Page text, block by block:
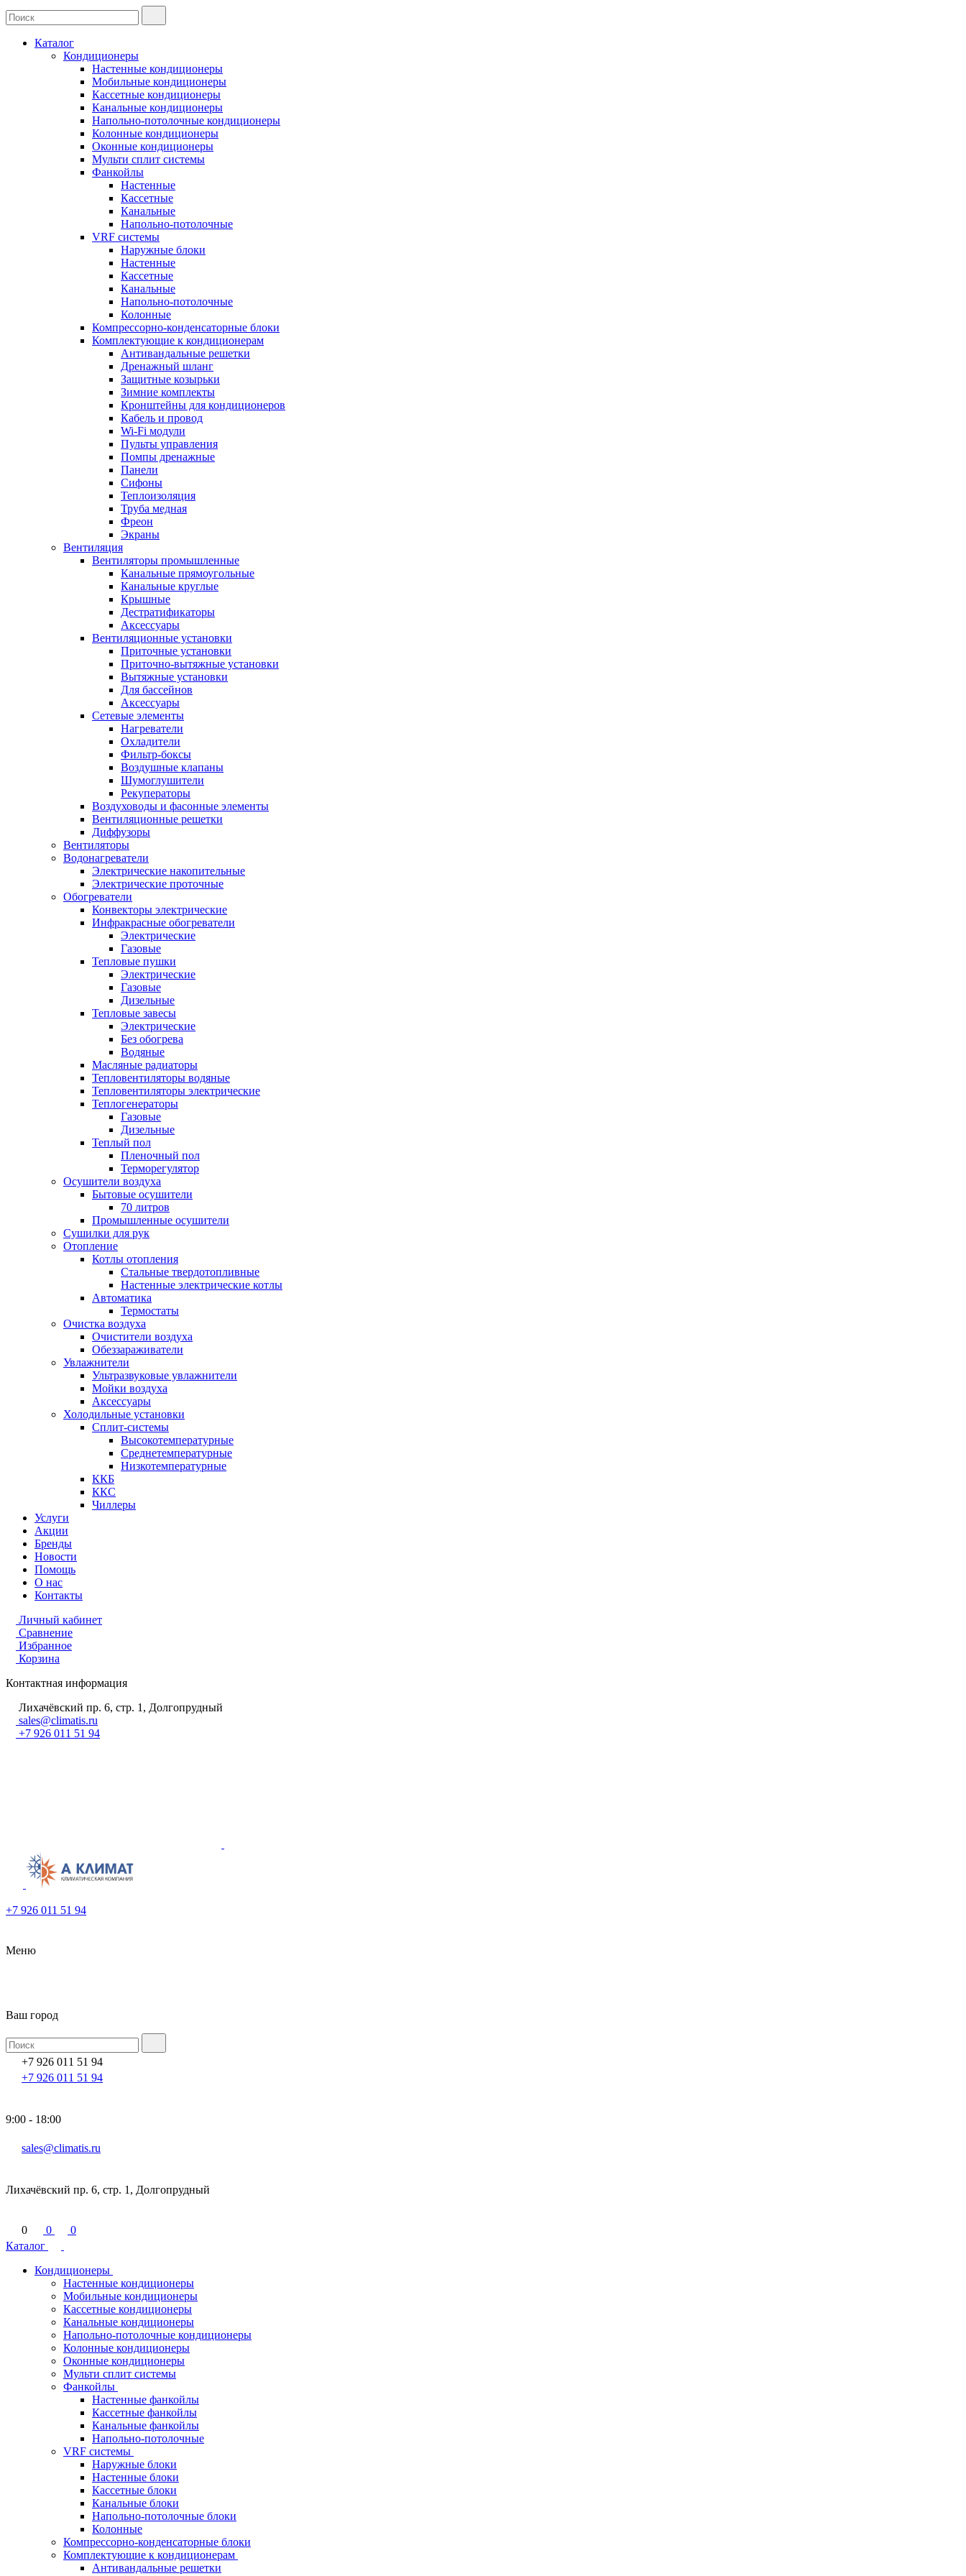
Каталог
Кондиционеры
Настенные кондиционеры
Мобильные кондиционеры
Кассетные кондиционеры
Канальные кондиционеры
Напольно-потолочные кондиционеры
Колонные кондиционеры
Оконные кондиционеры
Мульти сплит системы
Фанкойлы
Настенные
Кассетные
Канальные
Напольно-потолочные
VRF системы
Наружные блоки
Настенные
Кассетные
Канальные
Напольно-потолочные
Колонные
Компрессорно-конденсаторные блоки
Комплектующие к кондиционерам
Антивандальные решетки
Дренажный шланг
Защитные козырьки
Зимние комплекты
Кронштейны для кондиционеров
Кабель и провод
Wi-Fi модули
Пульты управления
Помпы дренажные
Панели
Сифоны
Теплоизоляция
Труба медная
Фреон
Экраны
Вентиляция
Вентиляторы промышленные
Канальные прямоугольные
Канальные круглые
Крышные
Дестратификаторы
Аксессуары
Вентиляционные установки
Приточные установки
Приточно-вытяжные установки
Вытяжные установки
Для бассейнов
Аксессуары
Сетевые элементы
Нагреватели
Охладители
Фильтр-боксы
Воздушные клапаны
Шумоглушители
Рекуператоры
Воздуховоды и фасонные элементы
Вентиляционные решетки
Диффузоры
Вентиляторы
Водонагреватели
Электрические накопительные
Электрические проточные
Обогреватели
Конвекторы электрические
Инфракрасные обогреватели
Электрические
Газовые
Тепловые пушки
Электрические
Газовые
Дизельные
Тепловые завесы
Электрические
Без обогрева
Водяные
Масляные радиаторы
Тепловентиляторы водяные
Тепловентиляторы электрические
Теплогенераторы
Газовые
Дизельные
Теплый пол
Пленочный пол
Терморегулятор
Осушители воздуха
Бытовые осушители
70 литров
Промышленные осушители
Сушилки для рук
Отопление
Котлы отопления
Стальные твердотопливные
Настенные электрические котлы
Автоматика
Термостаты
Очистка воздуха
Очистители воздуха
Обеззараживатели
Увлажнители
Ультразвуковые увлажнители
Мойки воздуха
Аксессуары
Холодильные установки
Сплит-системы
Высокотемпературные
Среднетемпературные
Низкотемпературные
ККБ
ККС
Чиллеры
Услуги
Акции
Бренды
Новости
Помощь
О нас
Контакты
Личный кабинет
Сравнение
Избранное
Корзина
Контактная информация
Лихачёвский пр. 6, стр. 1, Долгопрудный
sales@climatis.ru
+7 926 011 51 94
+7 926 011 51 94
Меню
Ваш город
+7 926 011 51 94
+7 926 011 51 94
9:00 - 18:00
sales@climatis.ru
Лихачёвский пр. 6, стр. 1, Долгопрудный
0 0
0
Каталог
Кондиционеры
Настенные кондиционеры
Мобильные кондиционеры
Кассетные кондиционеры
Канальные кондиционеры
Напольно-потолочные кондиционеры
Колонные кондиционеры
Оконные кондиционеры
Мульти сплит системы
Фанкойлы
Настенные фанкойлы
Кассетные фанкойлы
Канальные фанкойлы
Напольно-потолочные
VRF системы
Наружные блоки
Настенные блоки
Кассетные блоки
Канальные блоки
Напольно-потолочные блоки
Колонные
Компрессорно-конденсаторные блоки
Комплектующие к кондиционерам
Антивандальные решетки